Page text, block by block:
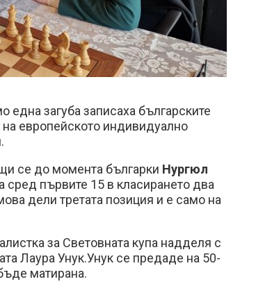
загуба записаха българските
европейското индивидуално
се до момента българки Нургюл
сред първите 15 в класирането два
дели третата позиция и е само на
за Световната купа надделя с
Лаура Унук.Унук се предаде на 50-
матирана.